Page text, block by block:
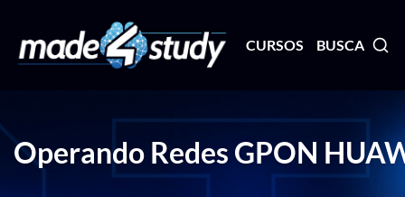
CURSOS BUSCA
Operando Redes GPON